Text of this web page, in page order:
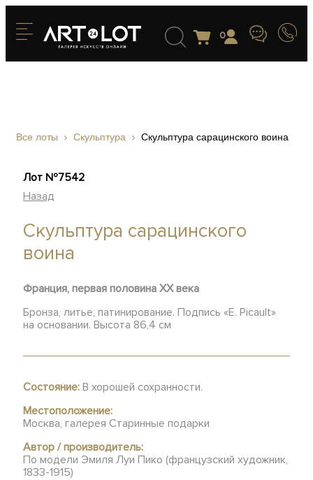
0
Все лоты Скульптура Скульптура сарацинского воина
Лот №7542
Назад
Скульптура сарацинского
воина
Франция, первая половина XX века
Бронза, литье, патинирование. Подпись «E. Picault»
на основании. Высота 86,4 см
Состояние: В хорошей сохранности.
Местоположение:
Москва, галерея Старинные подарки
Автор / производитель:
По модели Эмиля Луи Пико (французский художник,
1833-1915)